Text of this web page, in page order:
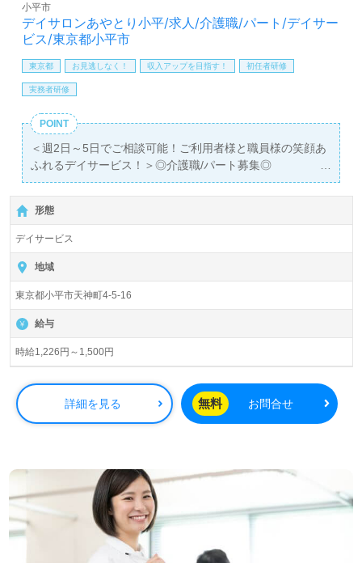
デイサロンあやとり小平/求人/介護職/パート/デイサー
ビス/東京都小平市
小平市
東京都 お見逃しなく！ 収入アップを目指す！ 初任者研修
実務者研修
POINT
＜週2日～5日でご相談可能！ご利用者様と職員様の笑顔あ
ふれるデイサービス！＞◎介護職/パート募集◎
【時給1,226円～1,500円】＊初任者研修以上有資格者向け
求人＊『小平駅』徒歩18分。
通常デイサービス35名、リハビリ特化型デイサービス/午前
15日、午後15名『デイサロンあやとり小平』株式会社ニュ
ースラボ（本社：東京都小平市）様の運営です。東京都を
中心にデイサービス、訪問介護、居宅介護支援事業を展開
されています。
勤務日数、曜日）等、担当コンサルタントへお伝えくださ
い◎
看護助手や介護職経験のある方をお迎えします。デイサー
ビスでの勤務経験は問いません。明るい職場環境、職員様
同士の協力体制、中途入社の方もすぐに馴染んでいただけ
て働きたい』『転職で施設形態や環境を変えて働きたい』
等の方も大歓迎です。サービス展開エリアは小平市、東村
山市、西東京市、小金井市、清瀬市、東久留米市、武蔵野
市。募集詳細等、担当コンサルタントよりご案内します。
お問い合わせも遠慮なくお願いします。
形態
デイサービス
地域
東京都小平市天神町4-5-16
給与
時給1,226円～1,500円
詳細を見る 無料 お問合せ